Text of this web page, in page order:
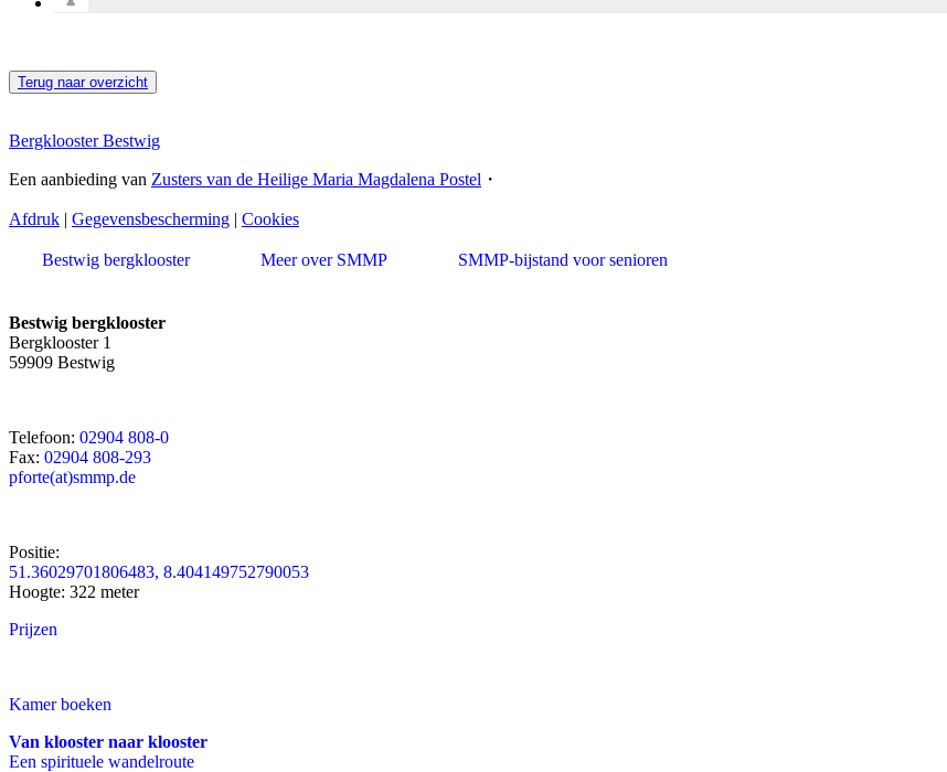
Terug naar overzicht
Bergklooster Bestwig
Een aanbieding van Zusters van de Heilige Maria Magdalena Postel ・
Afdruk | Gegevensbescherming | Cookies
Bestwig bergklooster Meer over SMMP SMMP-bijstand voor senioren
Bestwig bergklooster
Bergklooster 1
59909 Bestwig
Telefoon: 02904 808-0
Fax: 02904 808-293
pforte(at)smmp.de
Positie:
51.36029701806483, 8.404149752790053
Hoogte: 322 meter
Prijzen
Kamer boeken
Van klooster naar klooster
Een spirituele wandelroute